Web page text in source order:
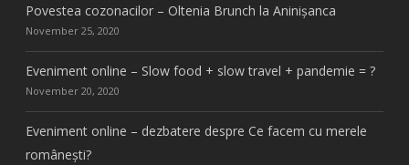
Povestea cozonacilor – Oltenia Brunch la Aninișanca
November 25, 2020
Eveniment online – Slow food + slow travel + pandemie = ?
November 20, 2020
Eveniment online – dezbatere despre Ce facem cu merele
românești?